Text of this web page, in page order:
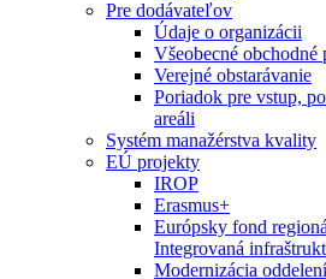
Pre dodávateľov
Údaje o organizácii
Všeobecné obchodné
Verejné obstarávanie
Poriadok pre vstup,
areáli
Systém manažérstva kvality
EÚ projekty
IROP
Erasmus+
Európsky fond
Integrovaná
Modernizácia